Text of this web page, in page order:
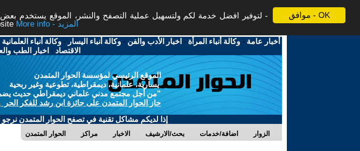
موافق - OK
لتوفير افضل خدمة لكم ولتسهيل عملية التصفح والنشر، الموقع يستخدم
More info - المزيد
أخبار عامة -وكالة أنباء المرأة - اخبار الأدب والفن -وكالة أنباء اليسار -وكالة أنباء العلمانية
الاقتصاد - اخبار الطب
الموقع الرئيسي لمؤسسة الحوار المتمدن
يسارية، علمانية، ديمقراطية، تطوعية وغير ربحية
"من أجل مجتمع مدني علماني ديمقراطي حديث يضمن
حاز الحوار المتمدن على جائزة ابن رشد للفكر الحر
إذا لديكم مشاكل تقنية في تصفح الحوار المتمدن نرجو
الحوار المتمدن مراكز الاخبار بحث/الارشيف اضافة/خدمات الزوار